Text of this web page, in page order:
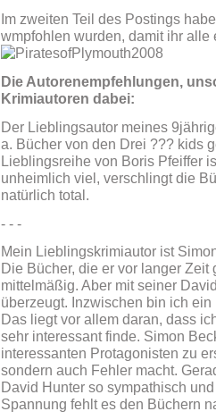
Im zweiten Teil des Postings
wmpfohlen wurden, damit ihr alle
Die Autorenempfehlungen,
Krimiautoren dabei:
Der Lieblingsautor meines
a. Bücher von den Drei ??? kids
Lieblingsreihe von Boris Pfeiffer
unheimlich viel, verschlingt die
natürlich total.
- - -
Mein Lieblingskrimiautor ist
Die Bücher, die er vor langer
mittelmäßig. Aber mit seiner
überzeugt. Inzwischen bin ich
Das liegt vor allem daran, dass
sehr interessant finde. Simon
interessanten Protagonisten zu
sondern auch Fehler macht.
David Hunter so sympathisch
Spannung fehlt es den Büchern